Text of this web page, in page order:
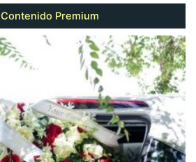
Contenido Premium